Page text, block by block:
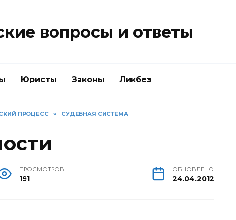
вопросы и ответы
Юристы Законы Ликбез
ПРОЦЕСС » СУДЕБНАЯ СИСТЕМА
ПРОСМОТРОВ
191
ОБНОВЛЕНО
24.04.2012